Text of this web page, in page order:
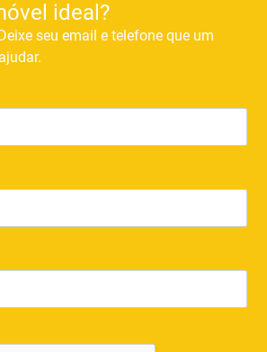
ideal?
seu email e telefone que um